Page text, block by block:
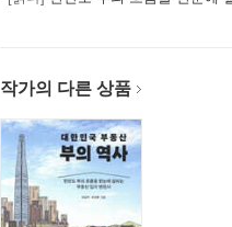
작가의 다른 상품